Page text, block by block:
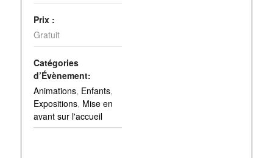
Prix :
Gratuit
Catégories
d’Évènement:
Animations, Enfants,
Expositions, Mise en
avant sur l'accueil